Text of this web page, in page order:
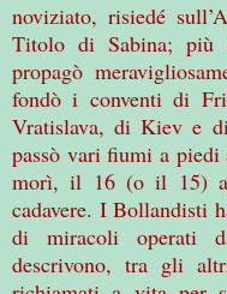
noviziato, risiedé
Titolo di Sabina; più
propagò
fondò i conventi di
Vratislava, di Kiev e
passò vari fiumi a
morì, il 16 (o il 15)
cadavere. I Bollandisti
di miracoli operati
descrivono, tra gli